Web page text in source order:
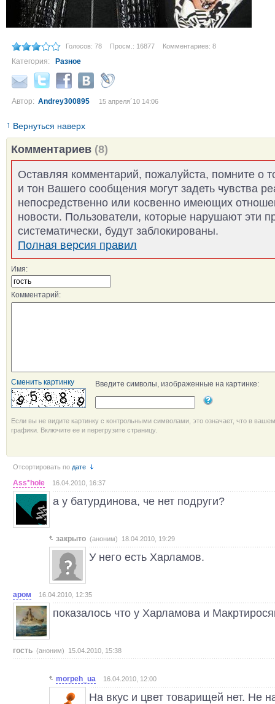
Голосов: 78 Просм.: 16877 Комментариев: 8
Категория: Разное
Автор: Andrey300895 15 апреля´10 14:06
↑ Вернуться наверх
Комментариев (8)
Оставляя комментарий, пожалуйста, помните о
и тон Вашего сообщения могут задеть чувства
непосредственно или косвенно имеющих
новости. Пользователи, которые нарушают эти
систематически, будут заблокированы.
Полная версия правил
Имя:
Комментарий:
Сменить картинку Введите символы, изображенные на картинке:
Если вы не видите картинку с контрольными символами, это означает, что в
графики. Включите ее и перегрузите страницу.
Отсортировать по дате
Ass*hole 16.04.2010, 16:37
а у батурдинова, че нет подруги?
закрыто (аноним) 18.04.2010, 19:29
У него есть Харламов.
аром 16.04.2010, 12:35
показалось что у Харламова и
гость (аноним) 15.04.2010, 15:38
morpeh_ua 16.04.2010, 12:00
На вкус и цвет товарищей нет. Не